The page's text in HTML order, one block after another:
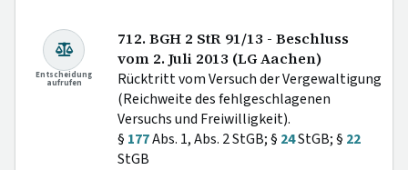
Entscheidung
aufrufen
712. BGH 2 StR 91/13 - Beschluss
vom 2. Juli 2013 (LG Aachen)
Rücktritt vom Versuch der Vergewaltigung
(Reichweite des fehlgeschlagenen
Versuchs und Freiwilligkeit).
§ 177Abs. 1, Abs. 2 StGB; § 24StGB; § 22
StGB